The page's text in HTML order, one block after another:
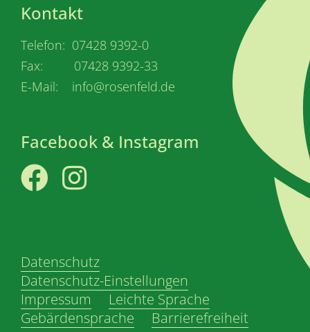
Kontakt
Telefon: 07428 9392-0
Fax: 07428 9392-33
E-Mail: info@rosenfeld.de
Facebook & Instagram
Datenschutz
Datenschutz-Einstellungen
Impressum
Leichte Sprache
Gebärdensprache
Barrierefreiheit